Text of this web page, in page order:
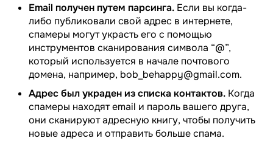
Email получен путем парсинга. Если вы когда-
либо публиковали свой адрес в интернете,
спамеры могут украсть его с помощью
инструментов сканирования символа “@”,
который используется в начале почтового
домена, например, bob_behappy@gmail.com.
Адрес был украден из списка контактов. Когда
спамеры находят email и пароль вашего друга,
они сканируют адресную книгу, чтобы получить
новые адреса и отправить больше спама.